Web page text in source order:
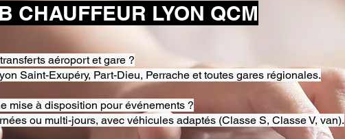
CHAUFFEUR LYON QCM
aéroport et gare ?
Saint-Exupéry, Part-Dieu, Perrache et toutes gares régionales.
mise à disposition pour événements ?
ou multi-jours, avec véhicules adaptés (Classe S, Classe V, van).